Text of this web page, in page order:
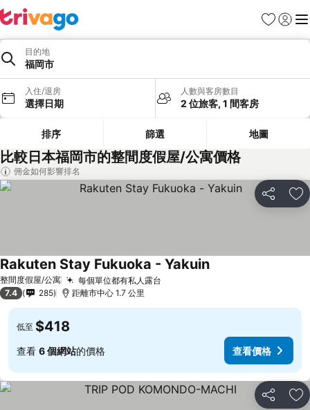
收藏夾
登入 選
目的地
福岡市
入住/退房
選擇日期
人數與客房數目
2 位旅客, 1 間客房
排序 篩選 地圖
比較日本福岡市的整間度假屋/公寓價格
佣金如何影響排名
分享 放
整間度假屋/公寓 每個單位都有私人露台
Rakuten Stay Fukuoka - Yakuin
7.4 285 距離市中心 1.7 公里
低至 $418
查看 6 個網站的價格 查看價格
分享 放